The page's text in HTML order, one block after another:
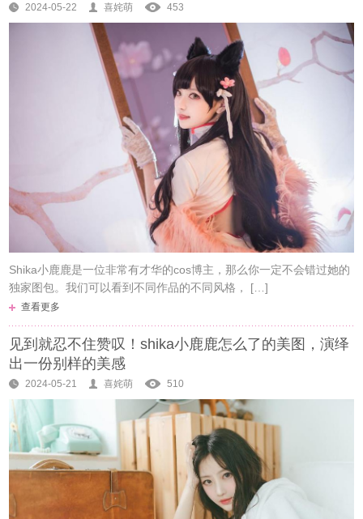
2024-05-22 喜姹萌 453
Shika小鹿鹿是一位非常有才华的cos博主，那么你一定不会错过她的
独家图包。我们可以看到不同作品的不同风格， […]
查看更多
见到就忍不住赞叹！shika小鹿鹿怎么了的美图，演绎
出一份别样的美感
2024-05-21 喜姹萌 510